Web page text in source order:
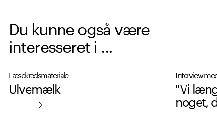
Du kunne også være
interesseret i ...
Læsekredsmateriale
Ulvemælk
Interview
"Vi
noget,